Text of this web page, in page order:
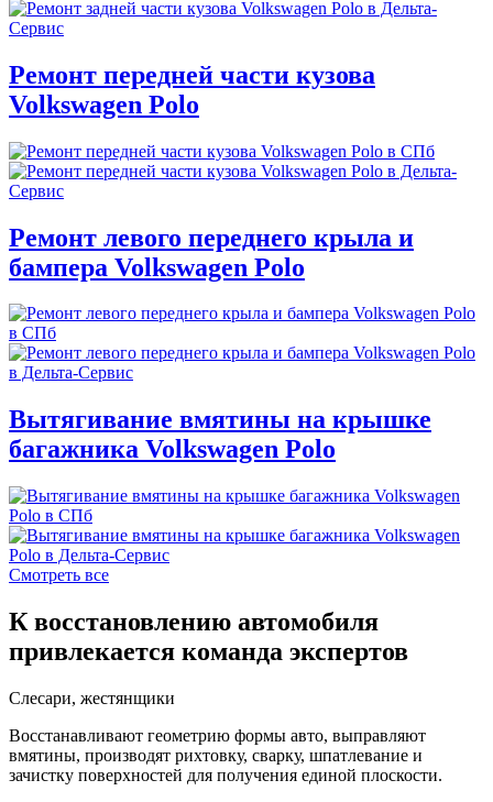
Ремонт передней части кузова
Volkswagen Polo
Ремонт левого переднего крыла и
бампера Volkswagen Polo
Вытягивание вмятины на крышке
багажника Volkswagen Polo
Смотреть все
К восстановлению автомобиля
привлекается команда экспертов
Слесари, жестянщики
Восстанавливают геометрию формы авто, выправляют
вмятины, производят рихтовку, сварку, шпатлевание и
зачистку поверхностей для получения единой плоскости.